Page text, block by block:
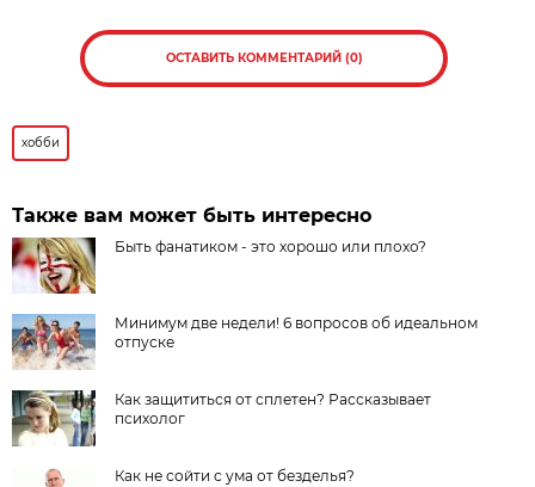
ОСТАВИТЬ КОММЕНТАРИЙ (0)
хобби
Также вам может быть интересно
Быть фанатиком - это хорошо или плохо?
Минимум две недели! 6 вопросов об идеальном
отпуске
Как защититься от сплетен? Рассказывает
психолог
Как не сойти с ума от безделья?